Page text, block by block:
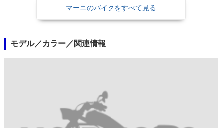
マーニのバイクをすべて見る
モデル／カラー／関連情報